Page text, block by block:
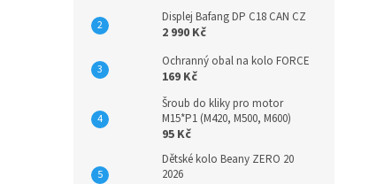
Displej Bafang DP C18 CAN CZ
2 990 Kč
Ochranný obal na kolo FORCE
169 Kč
Šroub do kliky pro motor
M15*P1 (M420, M500, M600)
95 Kč
Dětské kolo Beany ZERO 20
2026